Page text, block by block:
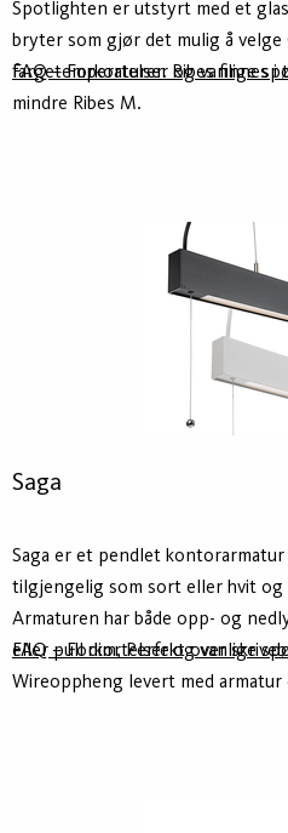
Spotlighten er utstyrt med et
bryter som gjør det mulig å velge
fargetemperaturer. Ribes finnes i
mindre Ribes M.
FAQ – Forkortelser og vanlige
Saga
Saga er et pendlet
tilgjengelig som sort eller hvit og
Armaturen har både opp- og
eller pull dim, Perfekt over
Wireoppheng levert med
FAQ – Forkortelser og vanlige